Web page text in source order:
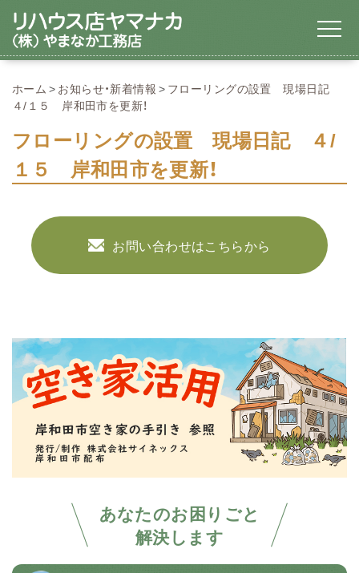
あなたのお困りごと
解決します
ホーム お知らせ・新着情報
フローリングの設置 現場日記
４/１５ 岸和田市を更新！
フローリングの設置 現場日記 ４/
１５ 岸和田市を更新！
お問い合わせはこちらから